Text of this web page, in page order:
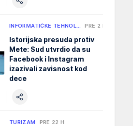
INFORMATIČKE TEHNOL… PRE 2 H
Istorijska presuda protiv
Mete: Sud utvrdio da su
Facebook i Instagram
izazivali zavisnost kod
dece
TURIZAM PRE 22 H